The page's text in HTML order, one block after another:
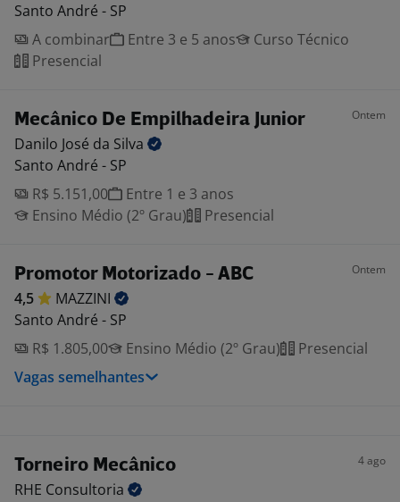
Santo André - SP
A combinar
Entre 3 e 5 anos
Curso Técnico
Presencial
Mecânico De Empilhadeira Junior Ontem
Danilo José da Silva
Santo André - SP
R$ 5.151,00
Entre 1 e 3 anos
Ensino Médio (2º Grau)
Presencial
Promotor Motorizado - ABC Ontem
4,5
MAZZINI
Santo André - SP
R$ 1.805,00
Ensino Médio (2º Grau)
Presencial
Vagas semelhantes
Torneiro Mecânico 4 ago
RHE Consultoria